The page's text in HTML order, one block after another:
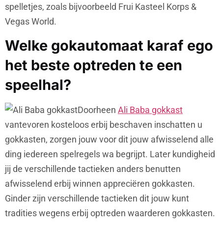
spelletjes, zoals bijvoorbeeld Frui Kasteel Korps &
Vegas World.
Welke gokautomaat karaf ego
het beste optreden te een
speelhal?
Doorheen Ali Baba gokkast
vantevoren kosteloos erbij beschaven inschatten u
gokkasten, zorgen jouw voor dit jouw afwisselend alle
ding iedereen spelregels wa begrijpt. Later kundigheid
jij de verschillende tactieken anders benutten
afwisselend erbij winnen appreciëren gokkasten.
Ginder zijn verschillende tactieken dit jouw kunt
tradities wegens erbij optreden waarderen gokkasten.